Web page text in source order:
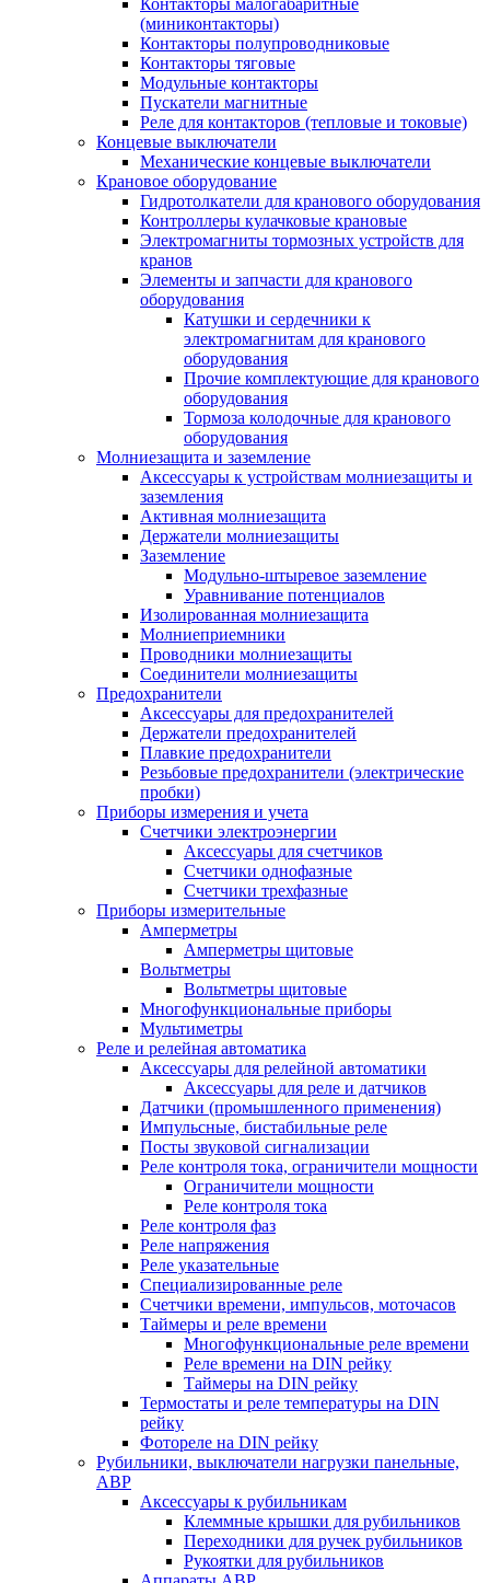
Контакторы малогабаритные
(миниконтакторы)
Контакторы полупроводниковые
Контакторы тяговые
Модульные контакторы
Пускатели магнитные
Реле для контакторов (тепловые и токовые)
Концевые выключатели
Механические концевые выключатели
Крановое оборудование
Гидротолкатели для кранового оборудования
Контроллеры кулачковые крановые
Электромагниты тормозных устройств для
кранов
Элементы и запчасти для кранового
оборудования
Катушки и сердечники к
электромагнитам для кранового
оборудования
Прочие комплектующие для кранового
оборудования
Тормоза колодочные для кранового
оборудования
Молниезащита и заземление
Аксессуары к устройствам молниезащиты и
заземления
Активная молниезащита
Держатели молниезащиты
Заземление
Модульно-штыревое заземление
Уравнивание потенциалов
Изолированная молниезащита
Молниеприемники
Проводники молниезащиты
Соединители молниезащиты
Предохранители
Аксессуары для предохранителей
Держатели предохранителей
Плавкие предохранители
Резьбовые предохранители (электрические
пробки)
Приборы измерения и учета
Счетчики электроэнергии
Аксессуары для счетчиков
Счетчики однофазные
Счетчики трехфазные
Приборы измерительные
Амперметры
Амперметры щитовые
Вольтметры
Вольтметры щитовые
Многофункциональные приборы
Мультиметры
Реле и релейная автоматика
Аксессуары для релейной автоматики
Аксессуары для реле и датчиков
Датчики (промышленного применения)
Импульсные, бистабильные реле
Посты звуковой сигнализации
Реле контроля тока, ограничители мощности
Ограничители мощности
Реле контроля тока
Реле контроля фаз
Реле напряжения
Реле указательные
Специализированные реле
Счетчики времени, импульсов, моточасов
Таймеры и реле времени
Многофункциональные реле времени
Реле времени на DIN рейку
Таймеры на DIN рейку
Термостаты и реле температуры на DIN
рейку
Фотореле на DIN рейку
Рубильники, выключатели нагрузки панельные,
АВР
Аксессуары к рубильникам
Клеммные крышки для рубильников
Переходники для ручек рубильников
Рукоятки для рубильников